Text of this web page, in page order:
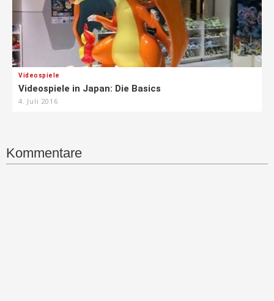
Videospiele
Videospiele in Japan: Die Basics
4. Juli 2016
Kommentare